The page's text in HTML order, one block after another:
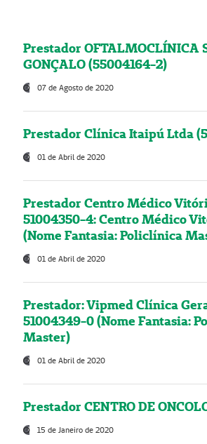
Prestador OFTALMOCLÍNICA
GONÇALO (55004164-2)
07 de Agosto de 2020
Prestador Clínica Itaipú Ltda
01 de Abril de 2020
Prestador Centro Médico
51004350-4: Centro Médico
(Nome Fantasia: Policlínica
01 de Abril de 2020
Prestador: Vipmed Clínica
51004349-0 (Nome Fantasia:
Master)
01 de Abril de 2020
Prestador CENTRO DE
15 de Janeiro de 2020